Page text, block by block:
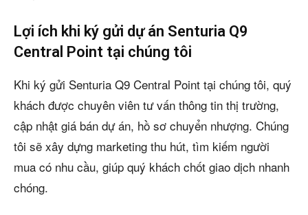
Lợi ích khi ký gửi dự án Senturia Q9
Central Point tại chúng tôi
Khi ký gửi Senturia Q9 Central Point tại chúng tôi, quý
khách được chuyên viên tư vấn thông tin thị trường,
cập nhật giá bán dự án, hồ sơ chuyển nhượng. Chúng
tôi sẽ xây dựng marketing thu hút, tìm kiếm người
mua có nhu cầu, giúp quý khách chốt giao dịch nhanh
chóng.